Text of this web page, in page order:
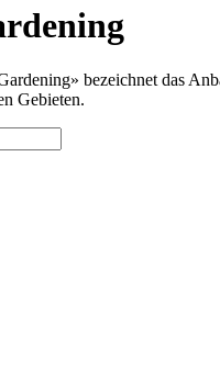
bezeichnet das
Gebieten.